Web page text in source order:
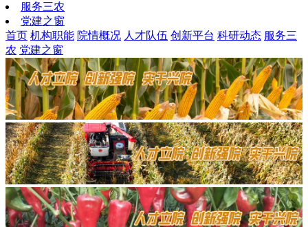
服务三农
党建之窗
首页 机构职能 院情概况 人才队伍 创新平台 科研动态 服务三
农 党建之窗